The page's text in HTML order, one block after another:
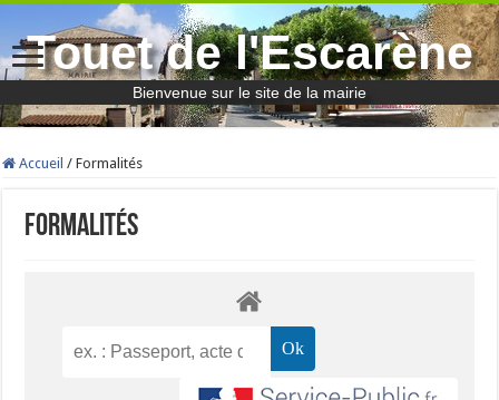
Touet de l'Escarène
Bienvenue sur le site de la mairie
Accueil / Formalités
Formalités